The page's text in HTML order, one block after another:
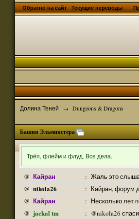
Обратно на сайт Текущие переводы
Долина Теней → Dungeons & Dragons
Башня Эльминстера
Трёп, флейм и флуд. Все дела.
@ Кайран : Жаль это
@ nikola26 : Кайран, форум
@ Кайран : Несколько лет
@ jackal tm : @nikola26